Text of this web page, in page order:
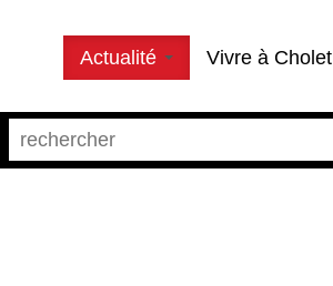
Actualité Vivre à Cholet